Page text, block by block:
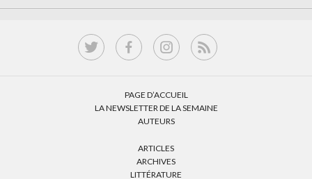
PAGE D’ACCUEIL
LA NEWSLETTER DE LA SEMAINE
AUTEURS
ARTICLES
ARCHIVES
LITTÉRATURE